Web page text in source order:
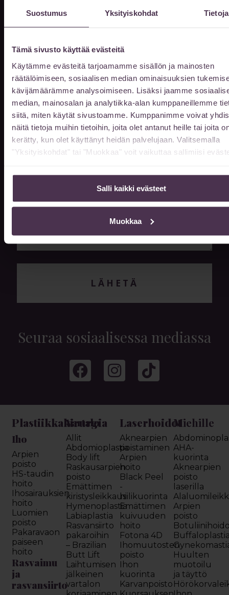
Suostumus Yksityiskohdat Tietoja
Tämä sivusto käyttää evästeitä
Käytämme evästeitä tarjoamamme sisällön ja mainosten
räätälöimiseen, sosiaalisen median ominaisuuksien
kävijämäärämme analysoimiseen. Lisäksi jaamme
median, mainosalan ja analytiikka-alan kumppaneillemme
siitä, miten käytät sivustoamme. Kumppanimme voivat
näitä tietoja muihin tietoihin, joita olet antanut heille tai joita
kerätty, kun olet käyttänyt heidän palvelujaan. Valitsemalla
"Yksityiskohdat" tai "Muokkaa" voit vaikuttaa sallimiisi
Salli kaikki evästeet
Muokkaa
Etunimi
Sukunimi
Sähköpostiosoite
Puhelin
LÄHETÄ
Seuraa sosiaalisessa mediassa
Plastiikkakirurgia
Iho
Arpien
poisto
HS-taudin
hoito
Ihosairauksien
hoito
Luomien
poisto
Pakaravaon
paiseen
hoito
Rasvaimu
ja
rasvansiirto
Vartalo
Allit
Abdomioplastia
Body lift
Raskausarpien
poisto
Emättimen
kiristysleikkaus
Hymenoplastia
Labiaplastia
Rasvansiirto
pakaroihin
– Brazilian
Butt Lift
Laihtumisen
jälkeinen
vartalon
Laserhoidot
Aknearpien
poistaminen
Arpien
hoito
Black Peel
-
hiilikuorinta
Emättimen
kuivuuden
hoito
Fotona 4D
Ihomuutosten
poisto
Ihon
kuorinta
Karvanpoisto
Miehille
AHA-
kuorinta
Aknearpien
poisto
laserilla
Arpien
poisto
Huulten
muotoilu
ja täyttö